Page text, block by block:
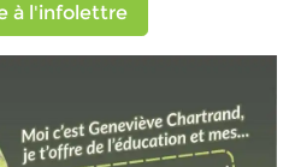
à l'infolettre